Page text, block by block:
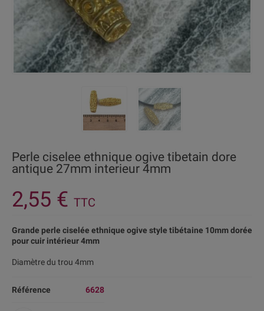
Perle ciselee ethnique ogive tibetain dore
antique 27mm interieur 4mm
2,55 € TTC
Grande perle ciselée ethnique ogive style tibétaine 10mm dorée
pour cuir intérieur 4mm
Diamètre du trou 4mm
Référence 6628